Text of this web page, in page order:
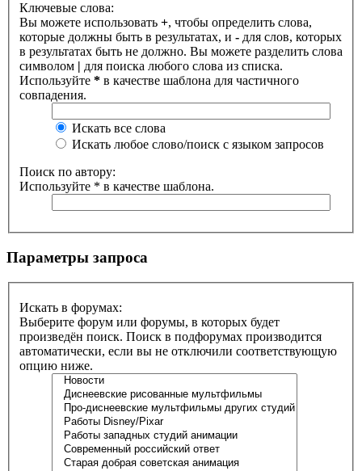
Ключевые слова:
Вы можете использовать +, чтобы определить слова,
которые должны быть в результатах, и - для слов, которых
в результатах быть не должно. Вы можете разделить слова
символом | для поиска любого слова из списка.
Используйте * в качестве шаблона для частичного
совпадения.
Искать все слова
Искать любое слово/поиск с языком запросов
Поиск по автору:
Используйте * в качестве шаблона.
Параметры запроса
Искать в форумах:
Выберите форум или форумы, в которых будет
произведён поиск. Поиск в подфорумах производится
автоматически, если вы не отключили соответствующую
опцию ниже.